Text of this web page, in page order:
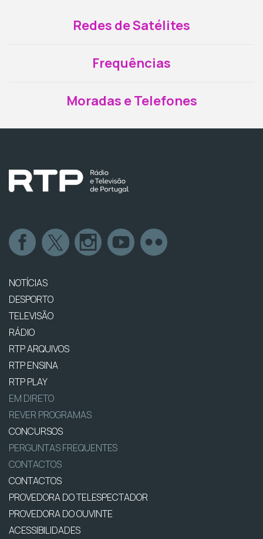
Redes de Satélites
Frequências
Moradas e Telefones
NOTÍCIAS
DESPORTO
TELEVISÃO
RÁDIO
RTP ARQUIVOS
RTP ENSINA
RTP PLAY
EM DIRETO
REVER PROGRAMAS
CONCURSOS
PERGUNTAS FREQUENTES
CONTACTOS
CONTACTOS
PROVEDORA DO TELESPECTADOR
PROVEDORA DO OUVINTE
ACESSIBILIDADES